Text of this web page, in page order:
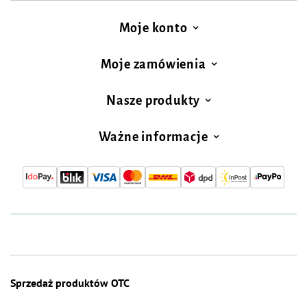
Moje konto
Moje zamówienia
Nasze produkty
Ważne informacje
Sprzedaż produktów OTC